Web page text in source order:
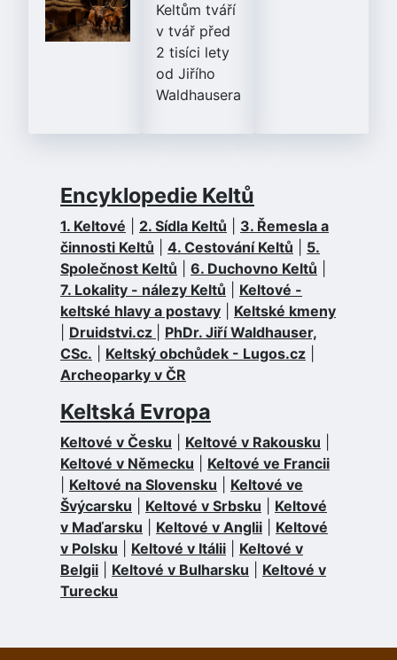
Keltům tváří
v tvář před
2 tisíci lety
od Jiřího
Waldhausera
Encyklopedie Keltů
1. Keltové 2. Sídla Keltů
3. Řemesla a
činnosti Keltů
4. Cestování Keltů
5.
Společnost Keltů
6. Duchovno Keltů
7. Lokality - nálezy Keltů
Keltové -
keltské hlavy a postavy
Keltské kmeny
Druidstvi.cz
PhDr. Jiří Waldhauser,
CSc.
Keltský obchůdek - Lugos.cz
Archeoparky v ČR
Keltská Evropa
Keltové v Česku Keltové v Rakousku
Keltové v Německu
Keltové ve Francii
Keltové na Slovensku
Keltové ve
Švýcarsku
Keltové v Srbsku
Keltové
v Maďarsku
Keltové v Anglii
Keltové
v Polsku
Keltové v Itálii
Keltové v
Belgii
Keltové v Bulharsku
Keltové v
Turecku